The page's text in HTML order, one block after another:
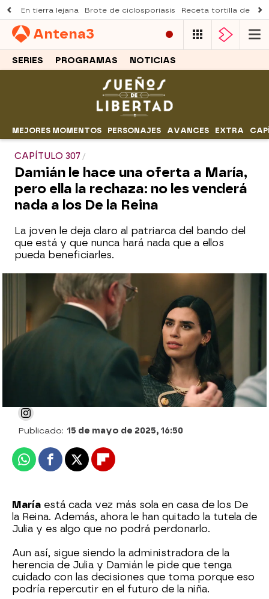
En tierra lejana Brote de ciclosporiasis Receta tortilla de
Antena3
SERIES PROGRAMAS NOTICIAS
MEJORES MOMENTOS PERSONAJES AVANCES EXTRA
CAPÍTULO 307
Damián le hace una oferta a María,
pero ella la rechaza: no les venderá
nada a los De la Reina
La joven le deja claro al patriarca del bando del
que está y que nunca hará nada que a ellos
pueda beneficiarles.
¡María, rabiosa al enterarse de que Andrés
va a renunciar a la tutela de Julia!
Julia Zapata López
Publicado: 15 de mayo de 2025, 16:50
WhatsappFacebook
X Flipboard
María está cada vez más sola en casa de los De
la Reina. Además, ahora le han quitado la tutela de
Julia y es algo que no podrá perdonarlo.
Aun así, sigue siendo la administradora de la
herencia de Julia y Damián le pide que tenga
cuidado con las decisiones que toma porque eso
podría repercutir en el futuro de la niña.